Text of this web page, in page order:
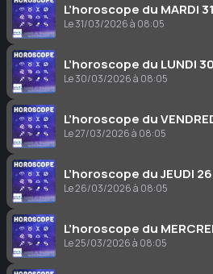
L’horoscope du MARDI
Le 31/03/2026 à 08:05
L’horoscope du LUNDI
Le 30/03/2026 à 08:05
L’horoscope du
Le 27/03/2026 à 08:05
L’horoscope du JEUDI
Le 26/03/2026 à 08:05
L’horoscope du
Le 25/03/2026 à 08:05